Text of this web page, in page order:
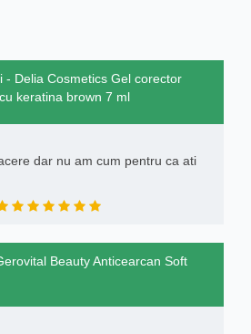
- Delia Cosmetics Gel corector
keratina brown 7 ml
dar nu am cum pentru ca ati
Beauty Anticearcan Soft